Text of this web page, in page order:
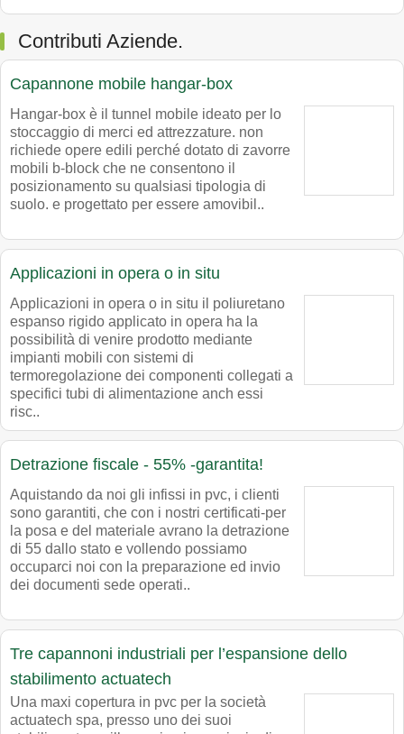
Contributi Aziende.
Capannone mobile hangar-box
Hangar-box è il tunnel mobile ideato per lo
stoccaggio di merci ed attrezzature. non
richiede opere edili perché dotato di zavorre
mobili b-block che ne consentono il
posizionamento su qualsiasi tipologia di
suolo. e progettato per essere amovibil..
Applicazioni in opera o in situ
Applicazioni in opera o in situ il poliuretano
espanso rigido applicato in opera ha la
possibilità di venire prodotto mediante
impianti mobili con sistemi di
termoregolazione dei componenti collegati a
specifici tubi di alimentazione anch essi
risc..
Detrazione fiscale - 55% -garantita!
Aquistando da noi gli infissi in pvc, i clienti
sono garantiti, che con i nostri certificati-per
la posa e del materiale avrano la detrazione
di 55 dallo stato e vollendo possiamo
occuparci noi con la preparazione ed invio
dei documenti sede operati..
Tre capannoni industriali per l’espansione dello
stabilimento actuatech
Una maxi copertura in pvc per la società
actuatech spa, presso uno dei suoi